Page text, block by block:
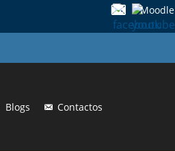
Moodle
Blogs Contactos